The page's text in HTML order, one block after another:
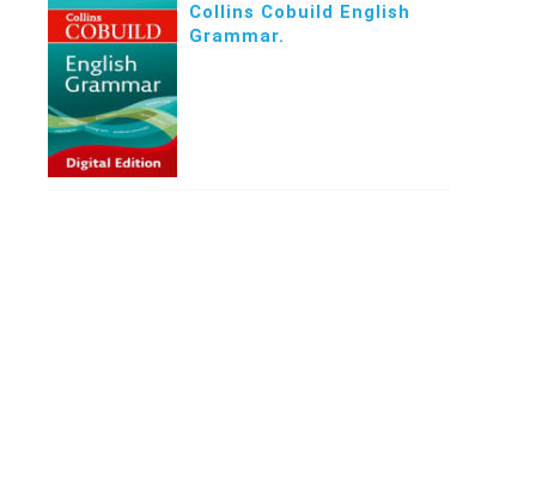
Collins Cobuild English
Grammar.